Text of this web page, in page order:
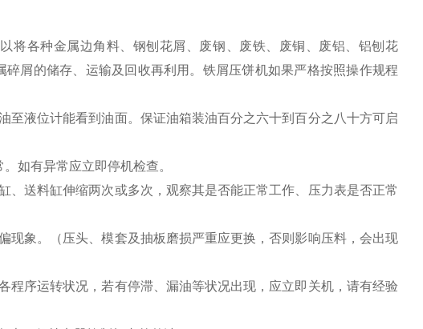
将各种金属边角料、钢刨花屑、废钢、废铁、废铜、废铝、铝刨花
屑的储存、运输及回收再利用。铁屑压饼机如果严格按照操作规程
至液位计能看到油面。保证油箱装油百分之六十到百分之八十方可启
如有异常应立即停机检查。
送料缸伸缩两次或多次，观察其是否能正常工作、压力表是否正常
现象。（压头、模套及抽板磨损严重应更换，否则影响压料，会出现
程序运转状况，若有停滞、漏油等状况出现，应立即关机，请有经验